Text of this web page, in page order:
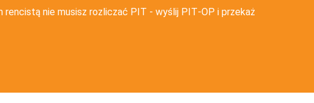
nie musisz rozliczać PIT - wyślij PIT‑OP i przekaż